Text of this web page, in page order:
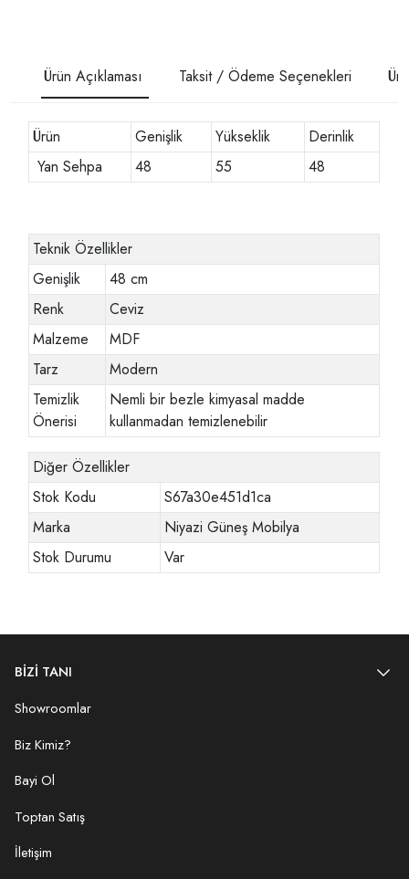
Ürün Açıklaması Taksit / Ödeme Seçenekleri
Ürün Genişlik Yükseklik
Derinlik
Yan Sehpa
48 55 48
Teknik Özellikler
Genişlik
48 cm
Renk
Ceviz
Malzeme
MDF
Tarz
Modern
Temizlik
Önerisi
Nemli bir bezle kimyasal madde
kullanmadan temizlenebilir
Diğer Özellikler
Stok Kodu
S67a30e451d1ca
Marka
Niyazi Güneş Mobilya
Stok Durumu
Var
BİZİ TANI
Showroomlar
Biz Kimiz?
Bayi Ol
Toptan Satış
İletişim